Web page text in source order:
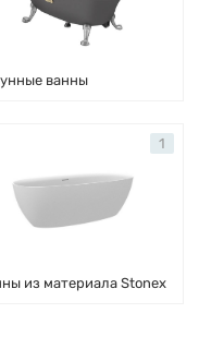
ванны
из материала Stonex
1